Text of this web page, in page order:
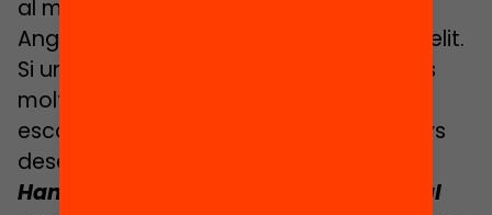
al meu entendre és un sense sentit. A
Anglaterra tenen una escola privada d’elit.
Si una família hi envia el fill, ho paga, i és
molt car. Almenys l’elecció és clara. Les
escoles públiques pateixen molta menys
deserció.
Han analitzat les accions d’aquí per tal